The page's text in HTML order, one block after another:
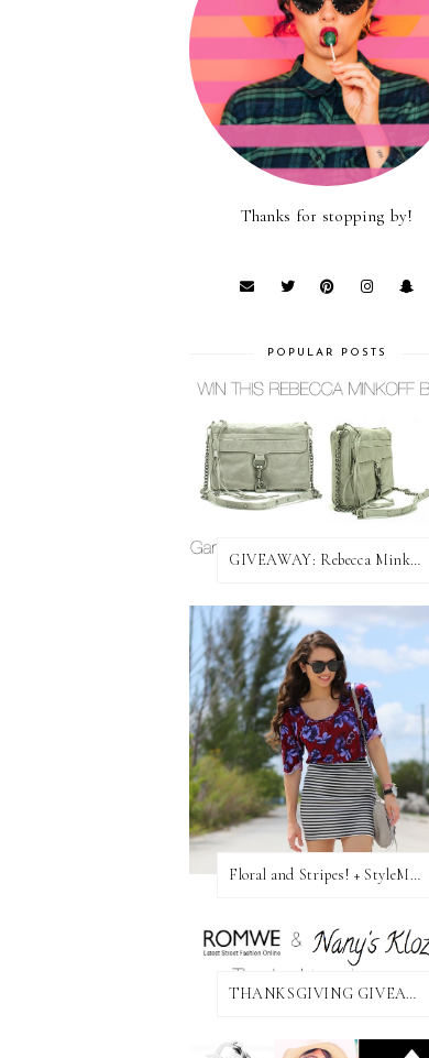
Thanks for stopping by!
POPULAR POSTS
GIVEAWAY: Rebecca Minkoff Bag!
Floral and Stripes! + StyleMint GIVEAWAY!
THANKSGIVING GIVEAWAY!